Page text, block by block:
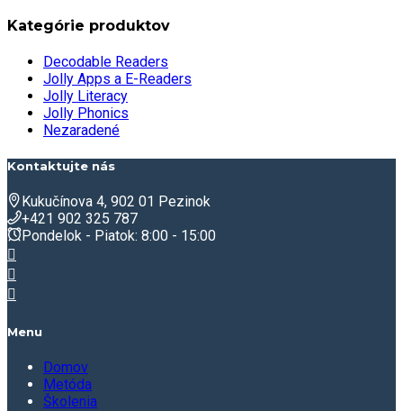
Kategórie produktov
Decodable Readers
Jolly Apps a E-Readers
Jolly Literacy
Jolly Phonics
Nezaradené
Kontaktujte nás
Kukučínova 4, 902 01 Pezinok
+421 902 325 787
Pondelok - Piatok: 8:00 - 15:00
Menu
Domov
Metóda
Školenia